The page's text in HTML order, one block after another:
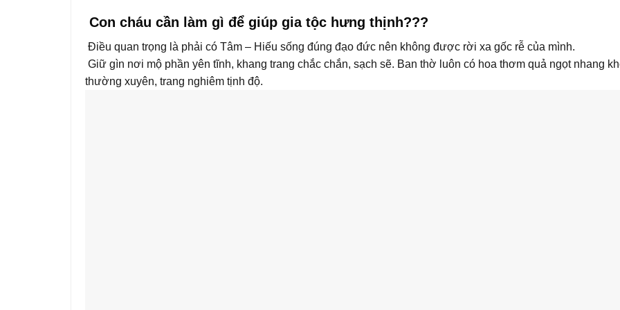
Con cháu cần làm gì để giúp gia tộc hưng thịnh???
Điều quan trọng là phải có Tâm – Hiếu sống đúng đạo đức nên không được rời xa gốc rễ của mình.
Giữ gìn nơi mộ phần yên tĩnh, khang trang chắc chắn, sạch sẽ. Ban thờ luôn có hoa thơm quả ngọt nhang
thường xuyên, trang nghiêm tịnh độ.